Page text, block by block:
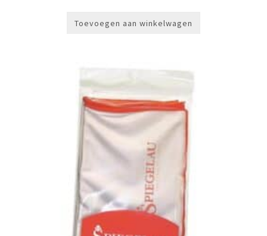
Toevoegen aan winkelwagen